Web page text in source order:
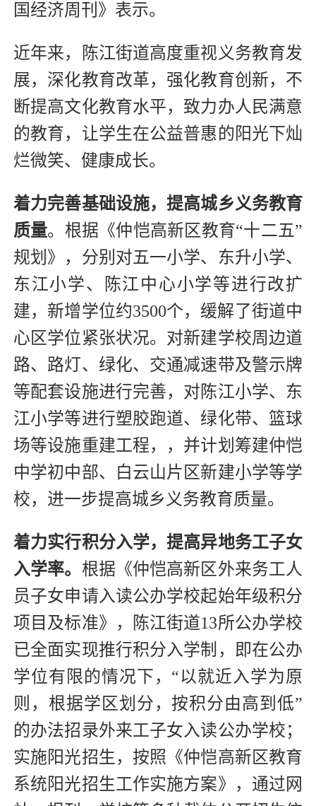
国经济周刊》表示。
近年来，陈江街道高度重视义务教育发
展，深化教育改革，强化教育创新，不
断提高文化教育水平，致力办人民满意
的教育，让学生在公益普惠的阳光下灿
烂微笑、健康成长。
着力完善基础设施，提高城乡义务教育
质量。根据《仲恺高新区教育“十二五”
规划》，分别对五一小学、东升小学、
东江小学、陈江中心小学等进行改扩
建，新增学位约3500个，缓解了街道中
心区学位紧张状况。对新建学校周边道
路、路灯、绿化、交通减速带及警示牌
等配套设施进行完善，对陈江小学、东
江小学等进行塑胶跑道、绿化带、篮球
场等设施重建工程，，并计划筹建仲恺
中学初中部、白云山片区新建小学等学
校，进一步提高城乡义务教育质量。
着力实行积分入学，提高异地务工子女
入学率。 根据《仲恺高新区外来务工人
员子女申请入读公办学校起始年级积分
项目及标准》，陈江街道13所公办学校
已全面实现推行积分入学制，即在公办
学位有限的情况下，“以就近入学为原
则，根据学区划分，按积分由高到低”
的办法招录外来工子女入读公办学校；
实施阳光招生，按照《仲恺高新区教育
系统阳光招生工作实施方案》，通过网